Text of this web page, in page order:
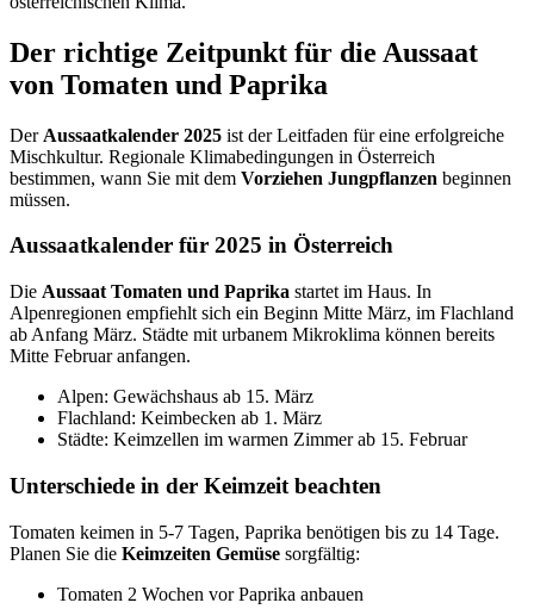
Der richtige Zeitpunkt für die Aussaat
von Tomaten und Paprika
Der Aussaatkalender 2025 ist der Leitfaden für eine erfolgreiche
Mischkultur. Regionale Klimabedingungen in Österreich
bestimmen, wann Sie mit dem Vorziehen Jungpflanzen beginnen
müssen.
Aussaatkalender für 2025 in Österreich
Die Aussaat Tomaten und Paprika startet im Haus. In
Alpenregionen empfiehlt sich ein Beginn Mitte März, im Flachland
ab Anfang März. Städte mit urbanem Mikroklima können bereits
Mitte Februar anfangen.
Alpen: Gewächshaus ab 15. März
Flachland: Keimbecken ab 1. März
Städte: Keimzellen im warmen Zimmer ab 15. Februar
Unterschiede in der Keimzeit beachten
Tomaten keimen in 5-7 Tagen, Paprika benötigen bis zu 14 Tage.
Planen Sie die Keimzeiten Gemüse sorgfältig:
Tomaten 2 Wochen vor Paprika anbauen